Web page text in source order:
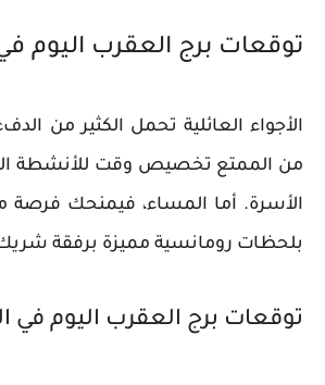
توقعات برج العقرب اليوم
الأجواء العائلية تحمل الكثير من
من الممتع تخصيص وقت للأنشطة
الأسرة. أما المساء، فيمنحك فرصة
بلحظات رومانسية مميزة برفقة
توقعات برج العقرب اليوم في